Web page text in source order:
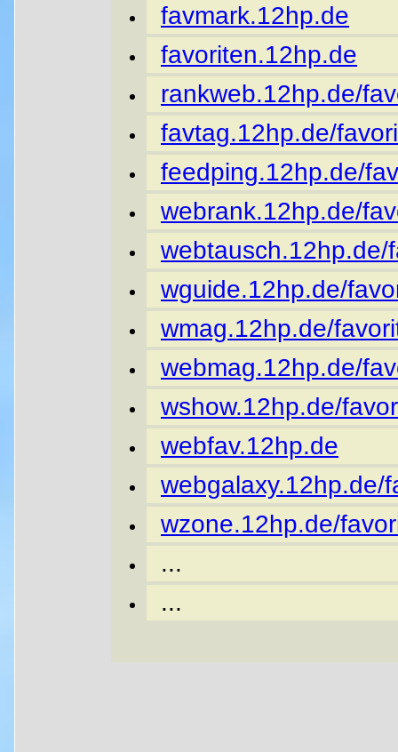
favmark.12hp.de
favoriten.12hp.de
rankweb.12hp.de/
favtag.12hp.de/
feedping.12hp.de/
webrank.12hp.de/
webtausch.12hp.de/
wguide.12hp.de/
wmag.12hp.de/
webmag.12hp.de/
wshow.12hp.de/
webfav.12hp.de
webgalaxy.12hp.de/
wzone.12hp.de/
...
...